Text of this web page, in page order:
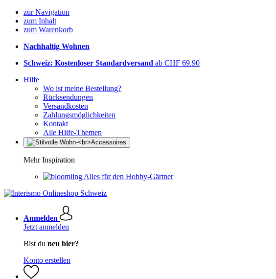
zur Navigation
zum Inhalt
zum Warenkorb
Nachhaltig Wohnen
Schweiz: Kostenloser Standardversand ab CHF 69.90
Hilfe
Wo ist meine Bestellung?
Rücksendungen
Versandkosten
Zahlungsmöglichkeiten
Kontakt
Alle Hilfe-Themen
Mehr Inspiration
Alles für den Hobby-Gärtner
Anmelden
Jetzt anmelden
Bist du neu hier?
Konto erstellen